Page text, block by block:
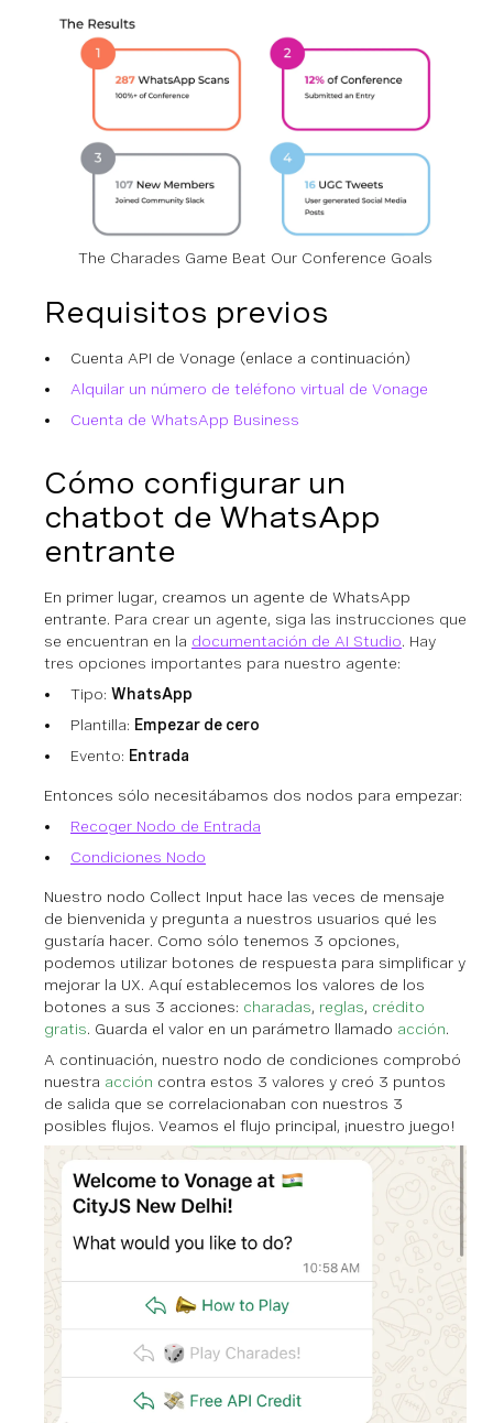
The Charades Game Beat Our Conference Goals
Requisitos previos
Cuenta API de Vonage (enlace a continuación)
Alquilar un número de teléfono virtual de Vonage
Cuenta de WhatsApp Business
Cómo configurar un
chatbot de WhatsApp
entrante
En primer lugar, creamos un agente de WhatsApp
entrante. Para crear un agente, siga las instrucciones que
se encuentran en la documentación de AI Studio. Hay
tres opciones importantes para nuestro agente:
Tipo: WhatsApp
Plantilla: Empezar de cero
Evento: Entrada
Entonces sólo necesitábamos dos nodos para empezar:
Recoger Nodo de Entrada
Condiciones Nodo
Nuestro nodo Collect Input hace las veces de mensaje
de bienvenida y pregunta a nuestros usuarios qué les
gustaría hacer. Como sólo tenemos 3 opciones,
podemos utilizar botones de respuesta para simplificar y
mejorar la UX. Aquí establecemos los valores de los
botones a sus 3 acciones: charadas, reglas, crédito
gratis. Guarda el valor en un parámetro llamado acción.
A continuación, nuestro nodo de condiciones comprobó
nuestra acción contra estos 3 valores y creó 3 puntos
de salida que se correlacionaban con nuestros 3
posibles flujos. Veamos el flujo principal, ¡nuestro juego!